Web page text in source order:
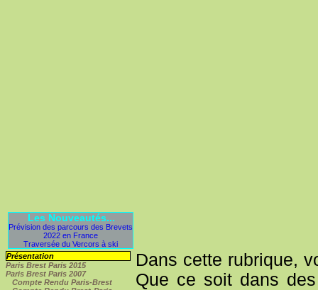
Les Nouveautés...
Prévision des parcours des Brevets
2022 en France
Traversée du Vercors à ski
Présentation
Paris Brest Paris 2015
Paris Brest Paris 2007
Compte Rendu Paris-Brest
Dans cette rubrique,
Que ce soit dans